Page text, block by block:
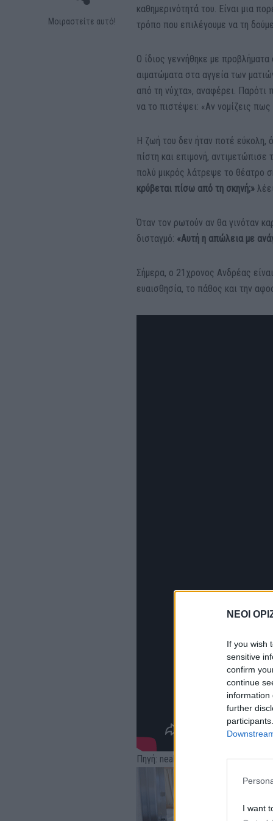
ΝΕΟΙ
If you wish
sensitive
confirm
continue
information
further
I want
Μοιραστείτε αυτό!
καθημερινότητά του. Είναι μια
τρόπο που επιλέγουμε να τη
Ο ίδιος γεννήθηκε με
αιματώματα στα αγγεία των
από τη νύχτα», αναφέρει. Παρότι
να το πιστέψει: «Αν νομίζεις
Η ζωή του δεν ήταν ποτέ εύκολη,
πίστη και επιμονή,
πολύ μικρός λάτρεψε το θέατρο
κρύβεται πίσω από τη σκηνή;»
Όταν τον ρωτούν αν θα γινόταν
δισταγμό: «Αυτή η απώλεια με
Σήμερα, ο 21χρονος Ανδρέας είναι
ευαισθησία, το πάθος και την
Πηγή: neakriti.gr